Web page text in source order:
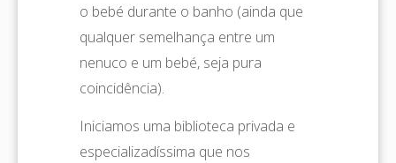
o bebé durante o banho (ainda que
qualquer semelhança entre um
nenuco e um bebé, seja pura
coincidência).
Iniciamos uma biblioteca privada e
especializadíssima que nos